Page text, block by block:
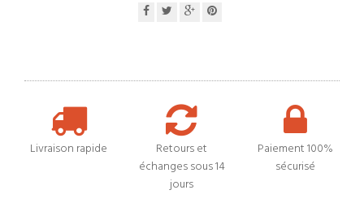
Livraison rapide
Retours et
échanges sous 14
jours
Paiement 100%
sécurisé